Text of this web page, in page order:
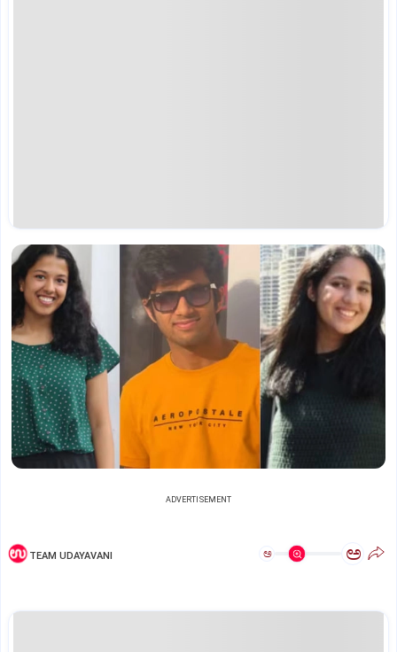
ADVERTISEMENT
TEAM UDAYAVANI ಅ ಅ